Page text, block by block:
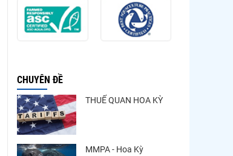
CHUYÊN ĐỀ
THUẾ QUAN HOA KỲ
MMPA - Hoa Kỳ